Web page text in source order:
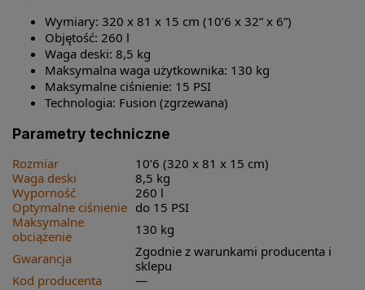
Wymiary: 320 x 81 x 15 cm (10’6 x 32” x 6”)
Objętość: 260 l
Waga deski: 8,5 kg
Maksymalna waga użytkownika: 130 kg
Maksymalne ciśnienie: 15 PSI
Technologia: Fusion (zgrzewana)
Parametry techniczne
Rozmiar
10’6 (320 x 81 x 15 cm)
Waga deski
8,5 kg
Wyporność
260 l
Optymalne ciśnienie do 15 PSI
Maksymalne
obciążenie
130 kg
Gwarancja
Zgodnie z warunkami producenta i
sklepu
Kod producenta
—